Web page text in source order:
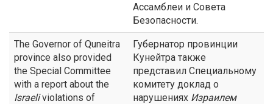
Ассамблеи и Совета
Безопасности.
The Governor of Quneitra
province also provided
the Special Committee
with a report about the
Israeliviolations of
Губернатор провинции
Кунейтра также
представил Специальному
комитету доклад о
нарушениях Израилем